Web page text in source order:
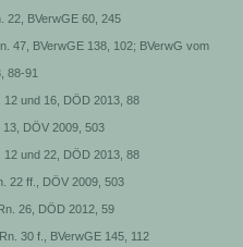
22, BVerwGE 60, 245
47, BVerwGE 138, 102; BVerwG vom
88-91
12 und 16, DÖD 2013, 88
13, DÖV 2009, 503
12 und 22, DÖD 2013, 88
22 ff., DÖV 2009, 503
26, DÖD 2012, 59
30 f., BVerwGE 145, 112